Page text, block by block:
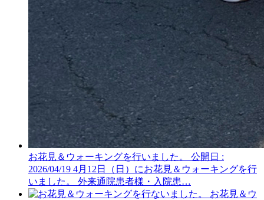
お花見＆ウォーキングを行いました。
公開日 :
2026/04/19 4月12日（日）にお花見＆ウォーキングを行
いました。 外来通院患者様・入院患…
お花見＆ウ